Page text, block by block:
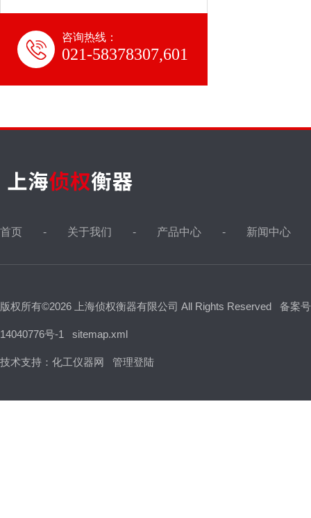
咨询热线：
021-58378307,601
首页 关于我们 产品中心 新闻中心
版权所有©2026 上海侦权衡器有限公司 All Rights Reserved 备案
14040776号-1 sitemap.xml
技术支持： 化工仪器网 管理登陆